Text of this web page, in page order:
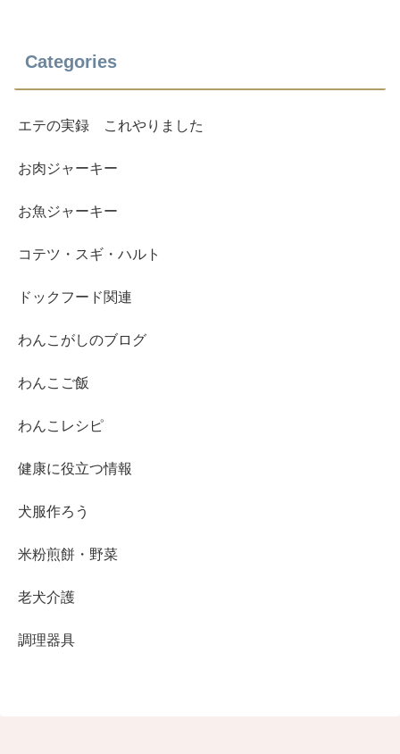
Categories
エテの実録 これやりました
お肉ジャーキー
お魚ジャーキー
コテツ・スギ・ハルト
ドックフード関連
わんこがしのブログ
わんこご飯
わんこレシピ
健康に役立つ情報
犬服作ろう
米粉煎餅・野菜
老犬介護
調理器具